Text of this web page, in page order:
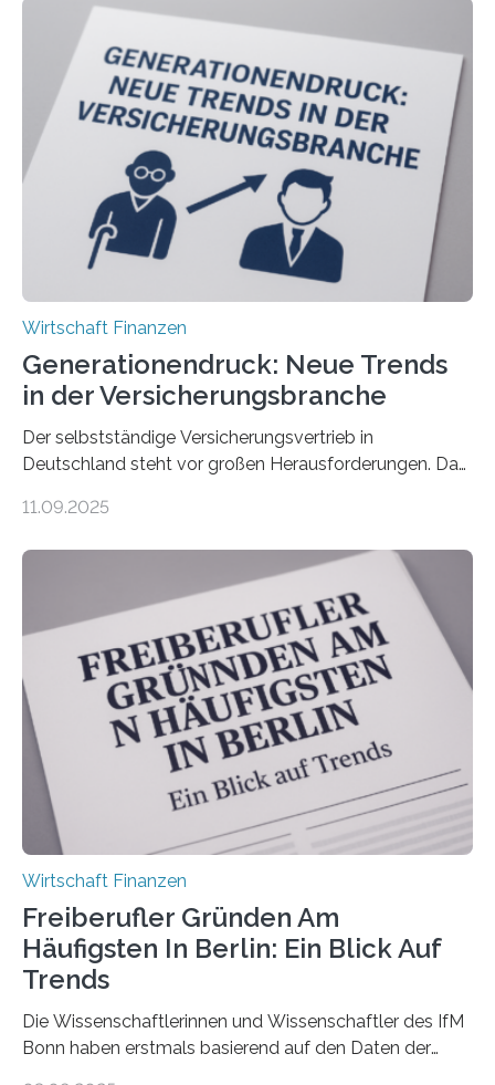
Wirtschaft Finanzen
Generationendruck: Neue Trends
in der Versicherungsbranche
Der selbstständige Versicherungsvertrieb in
Deutschland steht vor großen Herausforderungen. Das
Dr. Matthias Beenken und Prof. Dr. Lukas Linnenbrink
Bundesverbands Deutscher Versicherungskaufleute e.V.
durchgeführt haben. Die Studie basiert auf den
Antworten von 1.440 selbstständigen
Versicherungsvertreter*innen und -makler*innen. Ein
Ergebnis: Deutlich mehr als die Hälfte der Befragten ist
über 50 Jahre alt und wird in den nächsten Jahren eine
Nachfolgeregelung benötigen. Aber nur ein Drittel hat
bereits Regelungen…
11.09.2025
Wirtschaft Finanzen
Freiberufler Gründen Am
Häufigsten In Berlin: Ein Blick Auf
Trends
Die Wissenschaftlerinnen und Wissenschaftler des IfM
Bonn haben erstmals basierend auf den Daten der